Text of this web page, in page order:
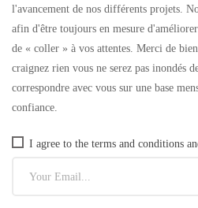
l'avancement de nos différents projets.
afin d'être toujours en mesure
de « coller » à vos attentes. Merci de
craignez rien vous ne serez pas inondés
correspondre avec vous sur une base
confiance.
I agree to the terms and conditions